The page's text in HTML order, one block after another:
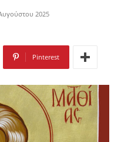
2025
Pinterest